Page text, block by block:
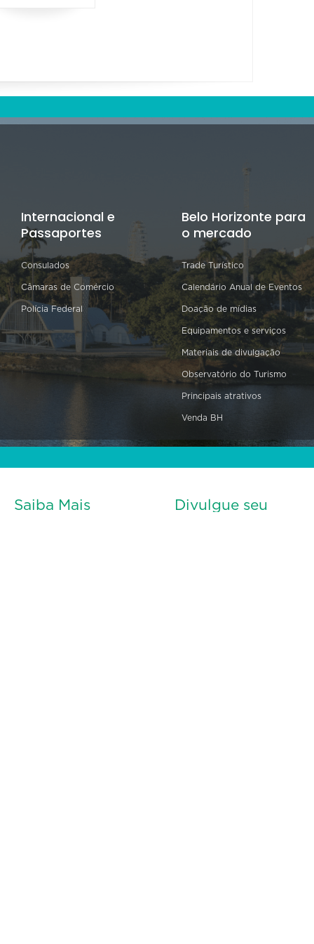
Internacional e
Passaportes
Consulados
Câmaras de Comércio
Polícia Federal
Belo Horizonte para
o mercado
Trade Turístico
Calendário Anual de Eventos
Doação de mídias
Equipamentos e serviços
Materiais de divulgação
Observatório do Turismo
Principais atrativos
Venda BH
Saiba Mais
Divulgue seu